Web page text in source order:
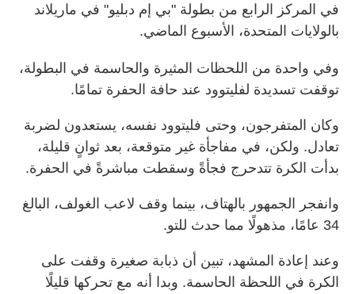
في المركز الرابع من بطولة "بي إم دبليو" في ماريلاند
بالولايات المتحدة، الأسبوع الماضي.
وفي واحدة من اللحظات المثيرة والحاسمة في البطولة،
توقفت تسديدة لفليتوود عند حافة الحفرة تمامًا.
وكان المتفرجون، وحتى فليتوود نفسه، يستعدون لضربة
تعادل. ولكن، في مفاجأة غير متوقعة، بعد ثوانٍ قليلة،
بدأت الكرة تتدحرج فجأةً وسقطت مباشرةً في الحفرة.
وانفجر الجمهور بالهتاف، بينما وقف لاعب الغولف، البالغ
34 عامًا، مذهولًا مما حدث للتو.
وعند إعادة المشهد، تبين أن ذبابة صغيرة وقفت على
الكرة في اللحظة الحاسمة. وبدا أنه مع تحركها قليلًا